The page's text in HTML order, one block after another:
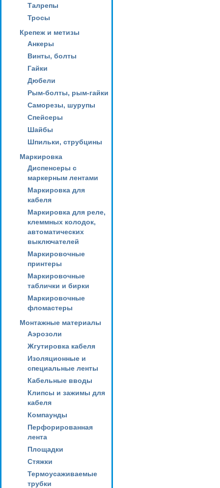
Талрепы
Тросы
Крепеж и метизы
Анкеры
Винты, болты
Гайки
Дюбели
Рым-болты, рым-гайки
Саморезы, шурупы
Спейсеры
Шайбы
Шпильки, струбцины
Маркировка
Диспенсеры с
маркерным лентами
Маркировка для
кабеля
Маркировка для реле,
клеммных колодок,
автоматических
выключателей
Маркировочные
принтеры
Маркировочные
таблички и бирки
Маркировочные
фломастеры
Монтажные материалы
Аэрозоли
Жгутировка кабеля
Изоляционные и
специальные ленты
Кабельные вводы
Клипсы и зажимы для
кабеля
Компаунды
Перфорированная
лента
Площадки
Стяжки
Термоусаживаемые
трубки